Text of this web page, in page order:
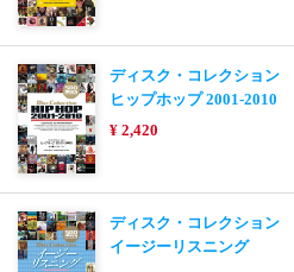
ディスク・コレクション
ヒップホップ 2001-2010
¥ 2,420
ディスク・コレクション
イージーリスニング